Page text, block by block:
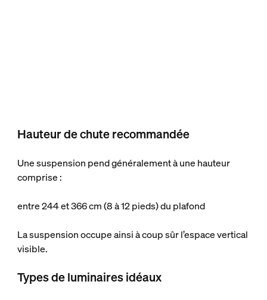
Hauteur de chute recommandée
Une suspension pend généralement à une hauteur
comprise :
entre 244 et 366 cm (8 à 12 pieds) du plafond
La suspension occupe ainsi à coup sûr l’espace vertical
visible.
Types de luminaires idéaux